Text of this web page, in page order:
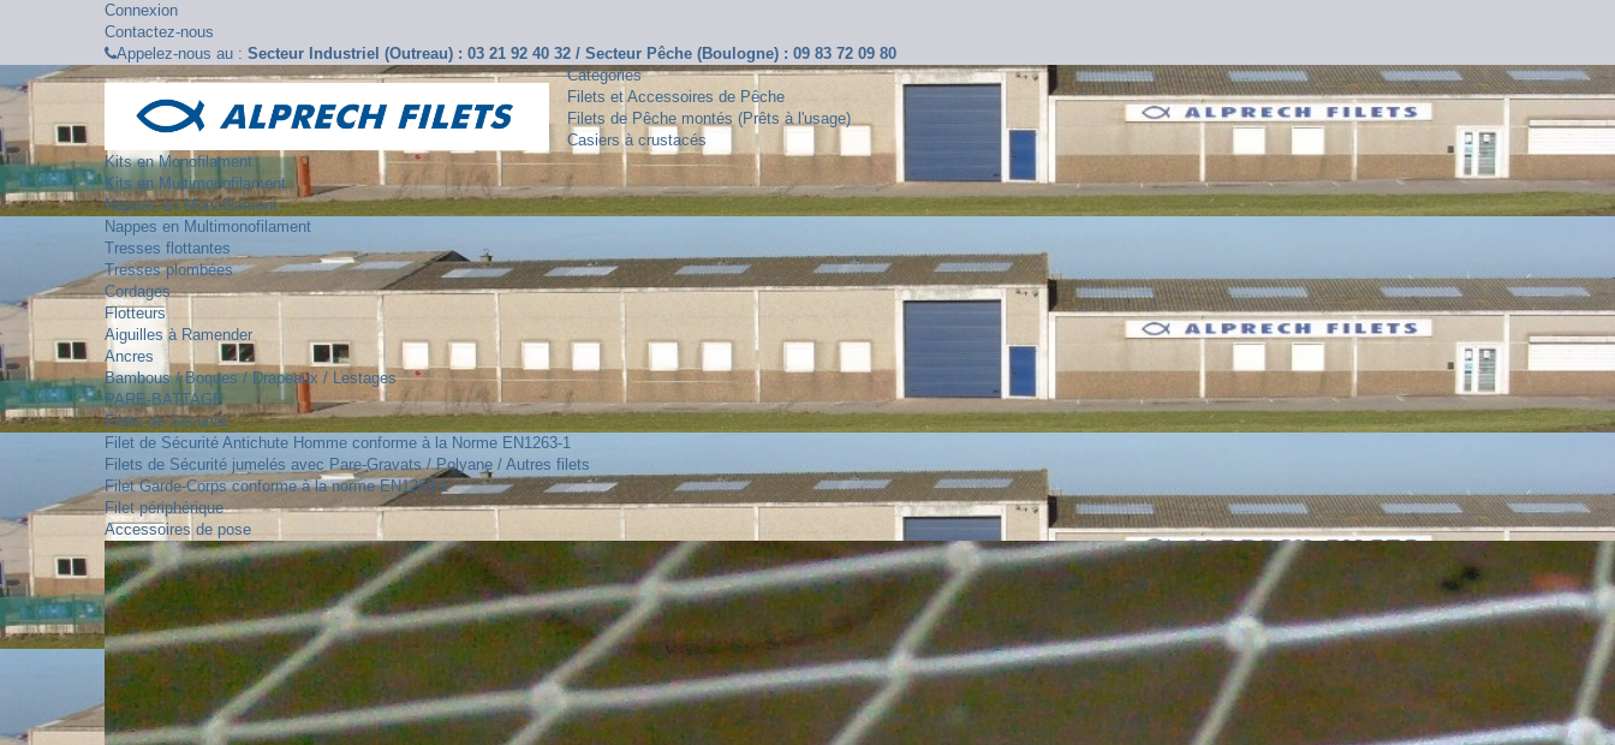
Connexion
Contactez-nous
Appelez-nous au : Secteur Industriel (Outreau) : 03 21 92 40 32 / Secteur Pêche (Boulogne) : 09 83 72 09 80
Catégories
Filets et Accessoires de Pêche
Filets de Pêche montés (Prêts à l'usage)
Casiers à crustacés
Kits en Monofilament
Kits en Multimonofilament
Nappes en Monofilament
Nappes en Multimonofilament
Tresses flottantes
Tresses plombées
Cordages
Flotteurs
Aiguilles à Ramender
Ancres
Bambous / Boques / Drapeaux / Lestages
PARE-BATTAGE
Filets de Sécurité
Filet de Sécurité Antichute Homme conforme à la Norme EN1263-1
Filets de Sécurité jumelés avec Pare-Gravats / Polyane / Autres filets
Filet Garde-Corps conforme à la norme EN1263-1
Filet périphérique
Accessoires de pose